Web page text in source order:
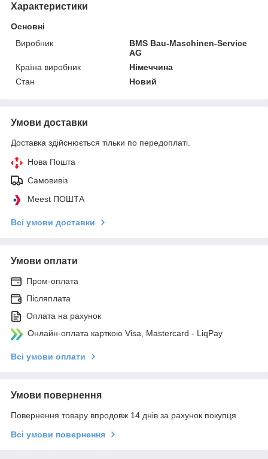
Характеристики
Основні
Виробник
BMS Bau-Maschinen-Service
AG
Країна виробник
Німеччина
Стан
Новий
Умови доставки
Доставка здійснюється тільки по передоплаті.
Нова Пошта
Самовивіз
Meest ПОШТА
Всі умови доставки
Умови оплати
Пром-оплата
Післяплата
Оплата на рахунок
Онлайн-оплата карткою Visa, Mastercard - LiqPay
Всі умови оплати
Умови повернення
Повернення товару впродовж 14 днів за рахунок покупця
Всі умови повернення